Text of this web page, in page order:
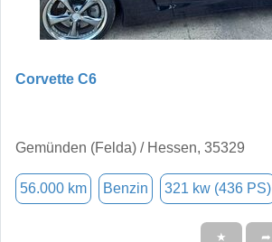
Corvette C6
Gemünden (Felda) / Hessen, 35329
56.000 km Benzin 321 kw (436 PS)
★ ➦